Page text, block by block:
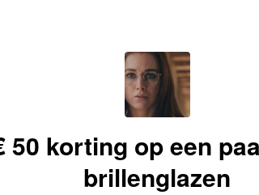
50 korting op een
brillenglazen